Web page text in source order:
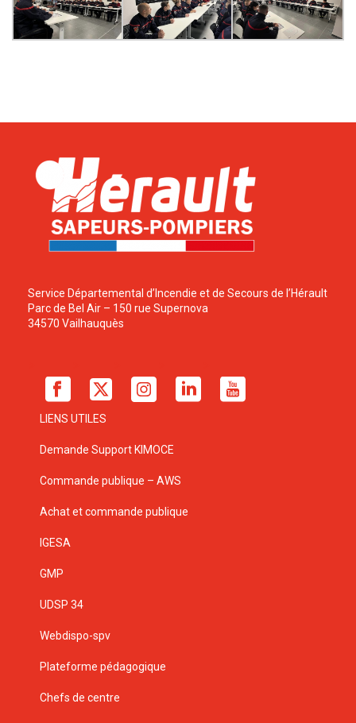
Service Départemental d’Incendie et de Secours de l’Hérault
Parc de Bel Air – 150 rue Supernova
34570 Vailhauquès
LIENS UTILES
Demande Support KIMOCE
Commande publique – AWS
Achat et commande publique
IGESA
GMP
UDSP 34
Webdispo-spv
Plateforme pédagogique
Chefs de centre